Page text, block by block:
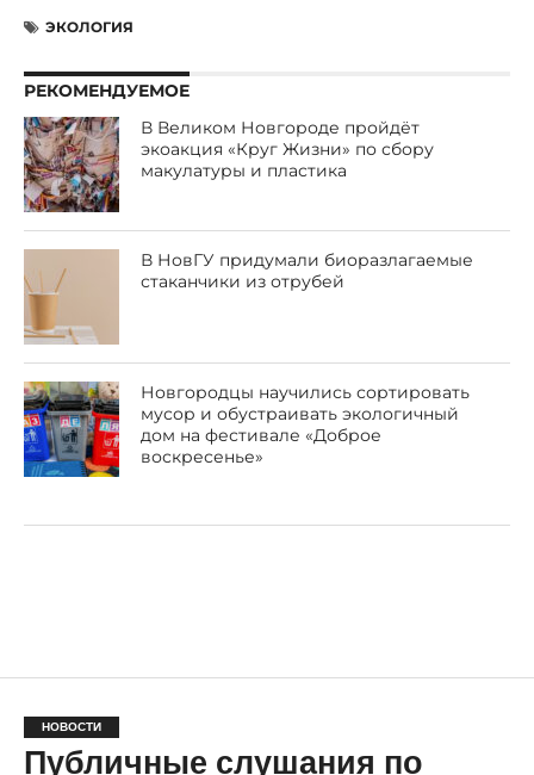
ЭКОЛОГИЯ
РЕКОМЕНДУЕМОЕ
В Великом Новгороде пройдёт
экоакция «Круг Жизни» по сбору
макулатуры и пластика
В НовГУ придумали биоразлагаемые
стаканчики из отрубей
Новгородцы научились сортировать
мусор и обустраивать экологичный
дом на фестивале «Доброе
воскресенье»
НОВОСТИ
Публичные слушания по